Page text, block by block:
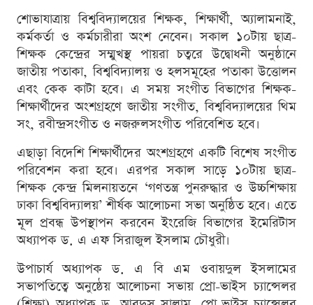
শোভাযাত্রায় বিশ্ববিদ্যালয়ের শিক্ষক, শিক্ষার্থী, অ্যালামনাই,
কর্মকর্তা ও কর্মচারীরা অংশ নেবেন। সকাল ১০টায় ছাত্র-
শিক্ষক কেন্দ্রের সম্মুখস্থ পায়রা চত্বরে উদ্বোধনী অনুষ্ঠানে
জাতীয় পতাকা, বিশ্ববিদ্যালয় ও হলসমূহের পতাকা উত্তোলন
এবং কেক কাটা হবে। এ সময় সংগীত বিভাগের শিক্ষক-
শিক্ষার্থীদের অংশগ্রহণে জাতীয় সংগীত, বিশ্ববিদ্যালয়ের থিম
সং, রবীন্দ্রসংগীত ও নজরুলসংগীত পরিবেশিত হবে।
এছাড়া বিদেশি শিক্ষার্থীদের অংশগ্রহণে একটি বিশেষ সংগীত
পরিবেশন করা হবে। এরপর সকাল সাড়ে ১০টায় ছাত্র-
শিক্ষক কেন্দ্র মিলনায়তনে ‘গণতন্ত্র পুনরুদ্ধার ও উচ্চশিক্ষায়
ঢাকা বিশ্ববিদ্যালয়’ শীর্ষক আলোচনা সভা অনুষ্ঠিত হবে। এতে
মূল প্রবন্ধ উপস্থাপন করবেন ইংরেজি বিভাগের ইমেরিটাস
অধ্যাপক ড. এ এফ সিরাজুল ইসলাম চৌধুরী।
উপাচার্য অধ্যাপক ড. এ বি এম ওবায়দুল ইসলামের
সভাপতিত্বে অনুষ্ঠেয় আলোচনা সভায় প্রো-ভাইস চ্যান্সেলর